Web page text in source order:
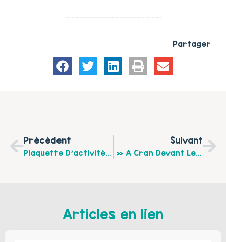
Partager
Précédent
Plaquette D’activités Du Nouveau Centre Social Du Territoire : La Ferme Beaurepaire
Suivant
» A Cran Devant Les Écrans » Le 6 Décembre 2019 Au Centre Socioculturel Audrey Bartier
Articles en lien